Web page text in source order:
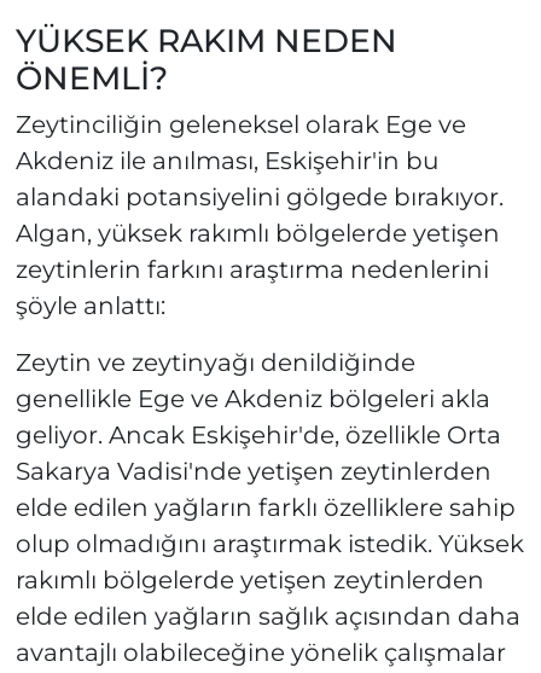
YÜKSEK RAKIM NEDEN
ÖNEMLİ?
Zeytinciliğin geleneksel olarak Ege ve
Akdeniz ile anılması, Eskişehir'in bu
alandaki potansiyelini gölgede bırakıyor.
Algan, yüksek rakımlı bölgelerde yetişen
zeytinlerin farkını araştırma nedenlerini
şöyle anlattı:
Zeytin ve zeytinyağı denildiğinde
genellikle Ege ve Akdeniz bölgeleri akla
geliyor. Ancak Eskişehir'de, özellikle Orta
Sakarya Vadisi'nde yetişen zeytinlerden
elde edilen yağların farklı özelliklere sahip
olup olmadığını araştırmak istedik. Yüksek
rakımlı bölgelerde yetişen zeytinlerden
elde edilen yağların sağlık açısından daha
avantajlı olabileceğine yönelik çalışmalar